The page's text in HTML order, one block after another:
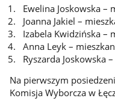
Ewelina Joskowska –
Joanna Jakiel –
Izabela Kwidzińska –
Anna Leyk –
Ryszarda Joskowska
Na pierwszym
Komisja Wyborcza w